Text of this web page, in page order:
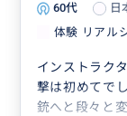
60代
日
体験 リアル
インストラク
撃は初めてで
銃へと段々と